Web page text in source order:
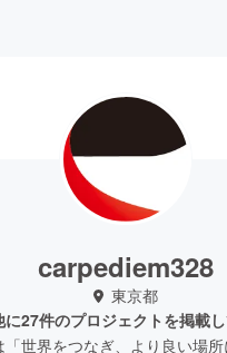
carpediem328
東京都
に27件のプロジェクトを掲載
「世界をつなぎ、より良い場